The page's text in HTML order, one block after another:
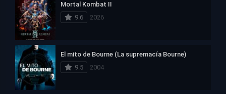
Mortal Kombat II
9.6
2026
El mito de Bourne (La supremacía Bourne)
9.5
2004